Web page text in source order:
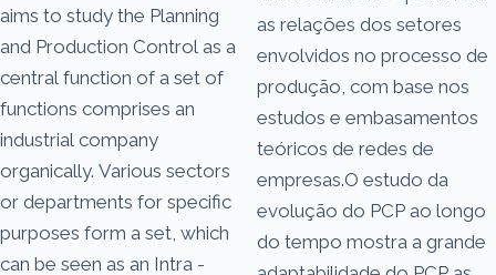
aims to study the Planning
and Production Control as a
central function of a set of
functions comprises an
industrial company
organically. Various sectors
or departments for specific
purposes form a set, which
can be seen as an Intra -
as relações dos setores
envolvidos no processo de
produção, com base nos
estudos e embasamentos
teóricos de redes de
empresas.O estudo da
evolução do PCP ao longo
do tempo mostra a grande